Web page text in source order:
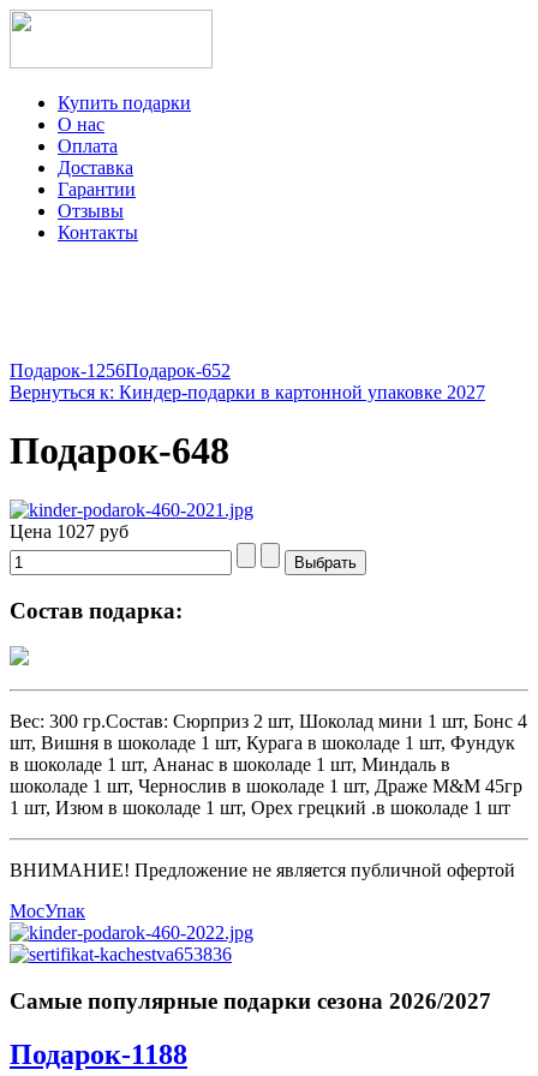
Купить подарки
О нас
Оплата
Доставка
Гарантии
Отзывы
Контакты
Подарок-1256Подарок-652
Вернуться к: Киндер-подарки в картонной упаковке 2027
Подарок-648
Цена 1027 руб
Состав подарка:
Вес: 300 гр.Состав: Сюрприз 2 шт, Шоколад мини 1 шт, Бонс 4
шт, Вишня в шоколаде 1 шт, Курага в шоколаде 1 шт, Фундук
в шоколаде 1 шт, Ананас в шоколаде 1 шт, Миндаль в
шоколаде 1 шт, Чернослив в шоколаде 1 шт, Драже M&M 45гр
1 шт, Изюм в шоколаде 1 шт, Орех грецкий .в шоколаде 1 шт
ВНИМАНИЕ! Предложение не является публичной офертой
МосУпак
Самые популярные подарки сезона 2026/2027
Подарок-1188